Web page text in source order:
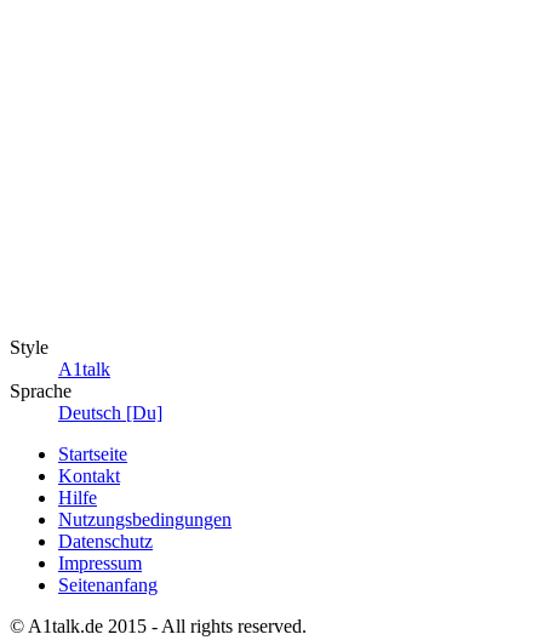
Style
A1talk
Sprache
Deutsch [Du]
Startseite
Kontakt
Hilfe
Nutzungsbedingungen
Datenschutz
Impressum
Seitenanfang
© A1talk.de 2015 - All rights reserved.